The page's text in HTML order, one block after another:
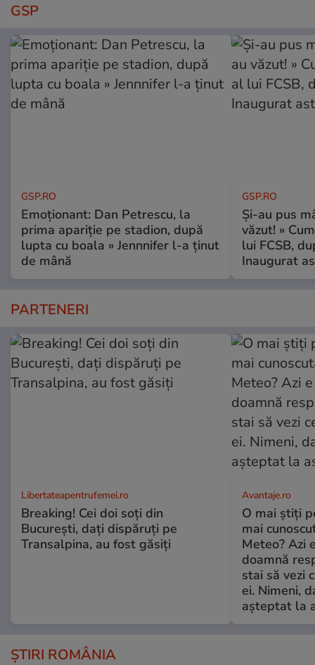
GSP
GSP.RO
Emoționant: Dan Petrescu, la
prima apariție pe stadion, după
lupta cu boala » Jennnifer l-a ținut
de mână
GSP.RO
Și-au pus
văzut! »
lui FCSB,
Inaugurat
PARTENERI
Libertateapentrufemei.ro
Breaking! Cei doi soți din
București, dați dispăruți pe
Transalpina, au fost găsiți
Avantaje.ro
O mai știți
mai
Meteo? Azi
doamnă
stai să vezi
ei. Nimeni,
așteptat la
ȘTIRI ROMÂNIA